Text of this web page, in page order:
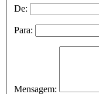
De:
Para:
Mensagem: